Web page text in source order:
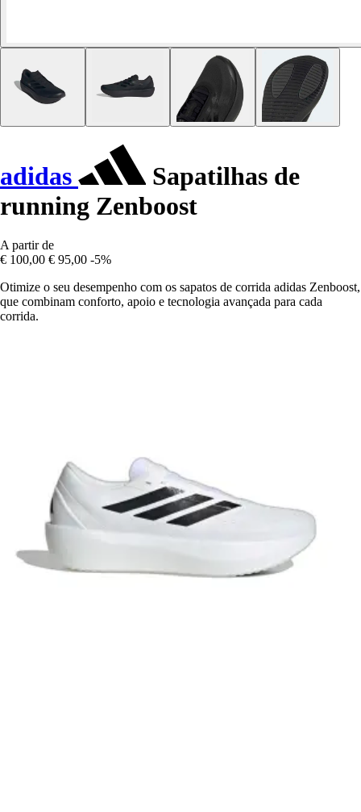
adidas
Sapatilhas de
running Zenboost
A partir de
€ 100,00 € 95,00 -5%
Otimize o seu desempenho com os sapatos de corrida adidas Zenboost,
que combinam conforto, apoio e tecnologia avançada para cada
corrida.